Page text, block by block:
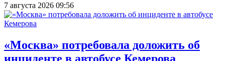
7 августа 2026 09:56
«Москва» потребовала доложить об
инциденте в автобусе Кемерова